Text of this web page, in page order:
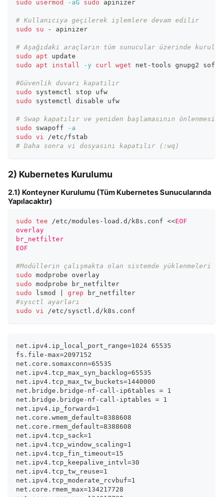
sudo usermod -aG sudo apinizer
# Kullanıcıya geçilerek işlemlere devam edilir
sudo
su - apinizer
# Aşağıdaki araçların tüm sunucular üzerinde
sudo
apt update
sudo
apt install -y curl wget net-tools gnupg2
#Güvenlik duvarı kapatılır
sudo systemctl stop ufw
sudo systemctl disable ufw
# Swap kapatılır ve yeniden başlamasının
sudo swapoff
-a
sudo vi /etc/fstab
# Daha sonra vi dosyasını kapatılır (:wq)
2) Kubernetes Kurulumu
2.1) Konteyner Kurulumu (Tüm Kubernetes Sunucularında
Yapılacaktır)
sudo tee /etc/modules-load.d/k8s.conf <<EOF
overlay
br_netfilter
EOF
#Modüllerin çalışmakta olan sistemde yüklenmeleri
sudo modprobe overlay
sudo modprobe br_netfilter
sudo lsmod grep br_netfilter
#sysctl ayarları
sudo vi /etc/sysctl.d/k8s.conf
net.ipv4.ip_local_port_range=1024 65535
fs.file-max=2097152
net.core.somaxconn=65535
net.ipv4.tcp_max_syn_backlog=65535
net.ipv4.tcp_max_tw_buckets=1440000
net.bridge.bridge-nf-call-ip6tables = 1
net.bridge.bridge-nf-call-iptables = 1
net.ipv4.ip_forward=1
net.core.wmem_default=8388608
net.core.rmem_default=8388608
net.ipv4.tcp_sack=1
net.ipv4.tcp_window_scaling=1
net.ipv4.tcp_fin_timeout=15
net.ipv4.tcp_keepalive_intvl=30
net.ipv4.tcp_tw_reuse=1
net.ipv4.tcp_moderate_rcvbuf=1
net.core.rmem_max=134217728